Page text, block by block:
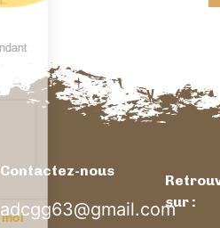
Contactez-nous
adcgg63@gmail.comsur :